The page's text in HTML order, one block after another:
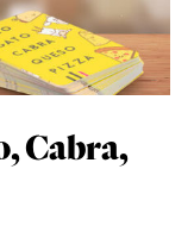
Cabra,